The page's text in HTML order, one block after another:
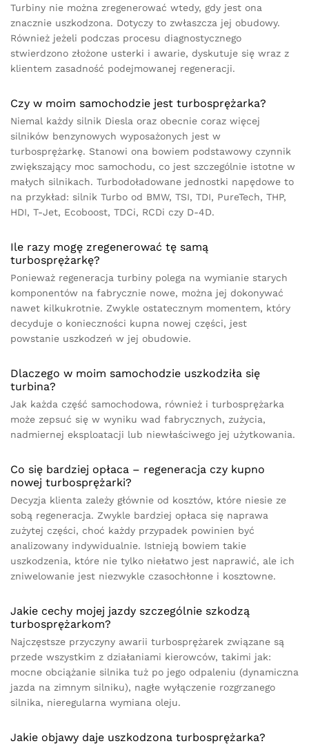
Turbiny nie można zregenerować wtedy, gdy jest ona
znacznie uszkodzona. Dotyczy to zwłaszcza jej obudowy.
Również jeżeli podczas procesu diagnostycznego
stwierdzono złożone usterki i awarie, dyskutuje się wraz z
klientem zasadność podejmowanej regeneracji.
Czy w moim samochodzie jest turbosprężarka?
Niemal każdy silnik Diesla oraz obecnie coraz więcej
silników benzynowych wyposażonych jest w
turbosprężarkę. Stanowi ona bowiem podstawowy czynnik
zwiększający moc samochodu, co jest szczególnie istotne w
małych silnikach. Turbodoładowane jednostki napędowe to
na przykład: silnik Turbo od BMW, TSI, TDI, PureTech, THP,
HDI, T-Jet, Ecoboost, TDCi, RCDi czy D-4D.
Ile razy mogę zregenerować tę samą
turbosprężarkę?
Ponieważ regeneracja turbiny polega na wymianie starych
komponentów na fabrycznie nowe, można jej dokonywać
nawet kilkukrotnie. Zwykle ostatecznym momentem, który
decyduje o konieczności kupna nowej części, jest
powstanie uszkodzeń w jej obudowie.
Dlaczego w moim samochodzie uszkodziła się
turbina?
Jak każda część samochodowa, również i turbosprężarka
może zepsuć się w wyniku wad fabrycznych, zużycia,
nadmiernej eksploatacji lub niewłaściwego jej użytkowania.
Co się bardziej opłaca – regeneracja czy kupno
nowej turbosprężarki?
Decyzja klienta zależy głównie od kosztów, które niesie ze
sobą regeneracja. Zwykle bardziej opłaca się naprawa
zużytej części, choć każdy przypadek powinien być
analizowany indywidualnie. Istnieją bowiem takie
uszkodzenia, które nie tylko niełatwo jest naprawić, ale ich
zniwelowanie jest niezwykle czasochłonne i kosztowne.
Jakie cechy mojej jazdy szczególnie szkodzą
turbosprężarkom?
Najczęstsze przyczyny awarii turbosprężarek związane są
przede wszystkim z działaniami kierowców, takimi jak:
mocne obciążanie silnika tuż po jego odpaleniu (dynamiczna
jazda na zimnym silniku), nagłe wyłączenie rozgrzanego
silnika, nieregularna wymiana oleju.
Jakie objawy daje uszkodzona turbosprężarka?